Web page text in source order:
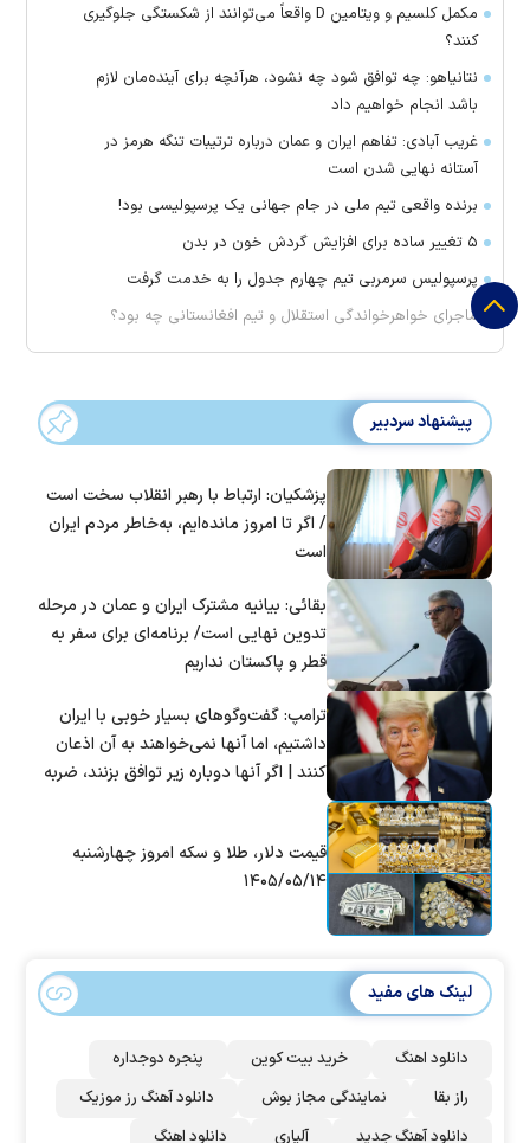
مکمل کلسیم و ویتامین D واقعاً می‌توانند از شکستگی جلوگیری
کنند؟
نتانیاهو: چه توافق شود چه نشود، هرآنچه برای آینده‌مان لازم
باشد انجام خواهیم داد
غریب آبادی: تفاهم ایران و عمان درباره ترتیبات تنگه هرمز در
آستانه نهایی شدن است
برنده واقعی تیم ملی در جام جهانی یک پرسپولیسی بود!
۵ تغییر ساده برای افزایش گردش خون در بدن
پرسپولیس سرمربی تیم چهارم جدول را به خدمت گرفت
ماجرای خواهرخواندگی استقلال و تیم افغانستانی چه بود؟
پیشنهاد سردبیر
پزشکیان: ارتباط با رهبر انقلاب سخت است
/ اگر تا امروز مانده‌ایم، به‌خاطر مردم ایران
است
بقائی: بیانیه مشترک ایران و عمان در مرحله
تدوین نهایی است/ برنامه‌ای برای سفر به
قطر و پاکستان نداریم
ترامپ: گفت‌و‌گو‌های بسیار خوبی با ایران
داشتیم، اما آنها نمی‌خواهند به آن اذعان
کنند | اگر آنها دوباره زیر توافق بزنند، ضربه
قیمت دلار، طلا و سکه امروز چهارشنبه
۱۴۰۵/۰۵/۱۴
لینک های مفید
دانلود اهنگ خرید بیت کوین
پنجره دوجداره
راز بقا
نمایندگی مجاز بوش
دانلود آهنگ رز‌ موزیک
دانلود آهنگ جدید
آلپاری دانلود اهنگ